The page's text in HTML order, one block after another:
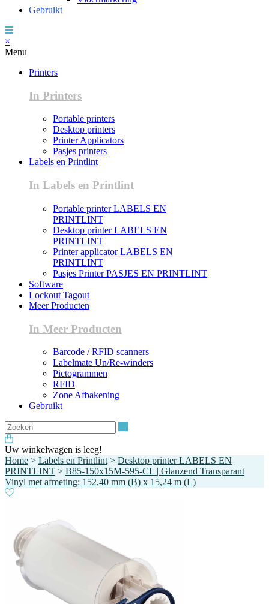
Gebruikt
×
Menu
Printers
In Printers
Portable printers
Desktop printers
Printer Applicators
Pasjes printers
Labels en Printlint
In Labels en Printlint
Portable printer LABELS EN
PRINTLINT
Desktop printer LABELS EN
PRINTLINT
Printer applicator LABELS EN
PRINTLINT
Pasjes Printer PASJES EN PRINTLINT
Software
Lockout Tagout
Meer Producten
In Meer Producten
Barcode / RFID scanners
Labelmate Un/Re-winders
Pictogrammen
RFID
Zone Afbakening
Gebruikt
Uw winkelwagen is leeg!
Home > Labels en Printlint > Desktop printer LABELS EN
PRINTLINT > B85-150x15M-595-CL | Glanzend Transparant
Vinyl met afmeting: 152,40 mm (B) x 15,24 m (L)